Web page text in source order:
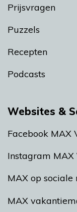
Prijsvragen
Puzzels
Recepten
Podcasts
Websites &
Facebook MAX
Instagram MAX
MAX op sociale
MAX